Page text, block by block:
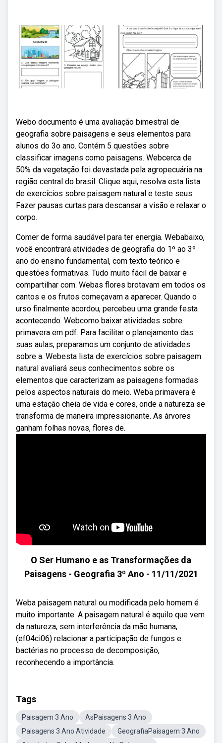
Webo documento é uma avaliação bimestral de
geografia sobre paisagens e seus elementos para
alunos do 3o ano. Contém 5 questões sobre
classificar imagens como paisagens. Webcerca de
50% da vegetação foi devastada pela agropecuária na
região central do brasil. Clique aqui, resolva esta lista
de exercícios sobre paisagem natural e teste seus.
Fazer pausas curtas para descansar a visão e relaxar o
corpo.
Comer de forma saudável para ter energia. Webabaixo,
você encontrará atividades de geografia do 1º ao 3º
ano do ensino fundamental, com texto teórico e
questões formativas. Tudo muito fácil de baixar e
compartilhar com. Webas flores brotavam em todos os
cantos e os frutos começavam a aparecer. Quando o
urso finalmente acordou, percebeu uma grande festa
acontecendo. Webcomo baixar atividades sobre
primavera em pdf. Para facilitar o planejamento das
suas aulas, preparamos um conjunto de atividades
sobre a. Webesta lista de exercícios sobre paisagem
natural avaliará seus conhecimentos sobre os
elementos que caracterizam as paisagens formadas
pelos aspectos naturais do meio. Weba primavera é
uma estação cheia de vida e cores, onde a natureza se
transforma de maneira impressionante. As árvores
ganham folhas novas, flores de.
O Ser Humano e as Transformações da
Paisagens - Geografia 3º Ano - 11/11/2021
Weba paisagem natural ou modificada pelo homem é
muito importante. A paisagem natural é aquilo que vem
da natureza, sem interferência da mão humana,.
(ef04ci06) relacionar a participação de fungos e
bactérias no processo de decomposição,
reconhecendo a importância.
Tags
Paisagem 3 Ano
AsPaisagens 3 Ano
Paisagens 3 Ano Atividade
GeografiaPaisagem 3 Ano